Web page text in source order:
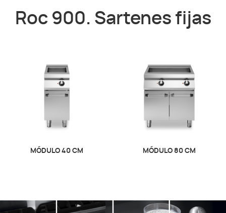
Roc 900. Sartenes fijas
MÓDULO 40 CM MÓDULO 80 CM